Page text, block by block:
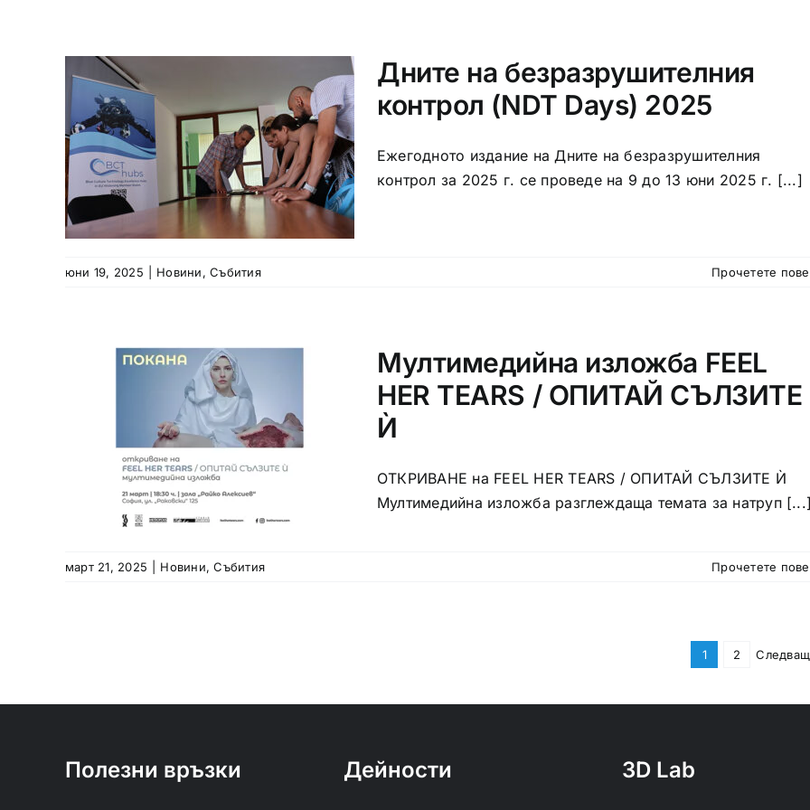
Дните на безразрушителния
контрол (NDT Days) 2025
Ежегодното издание на Дните на безразрушителния
контрол за 2025 г. се проведе на 9 до 13 юни 2025 г. [...]
юни 19, 2025 Новини,Събития Прочетете
Мултимедийна изложба FEEL
HER TEARS / ОПИТАЙ СЪЛЗИТЕ
Ѝ
ОТКРИВАНЕ на FEEL HER TEARS / ОПИТАЙ СЪЛЗИТЕ Ѝ
Мултимедийна изложба разглеждаща темата за натруп
март 21, 2025 Новини,Събития Прочетете
1 2 Следващ
Полезни връзки Дейности 3D Lab